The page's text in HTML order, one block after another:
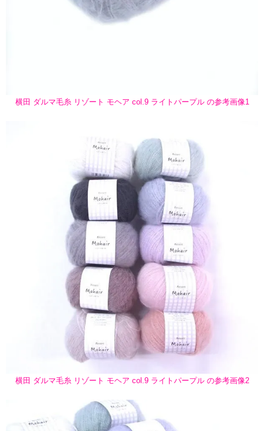
横田 ダルマ毛糸 リゾート モヘア col.9 ライトパープル の参考画像1
横田 ダルマ毛糸 リゾート モヘア col.9 ライトパープル の参考画像2